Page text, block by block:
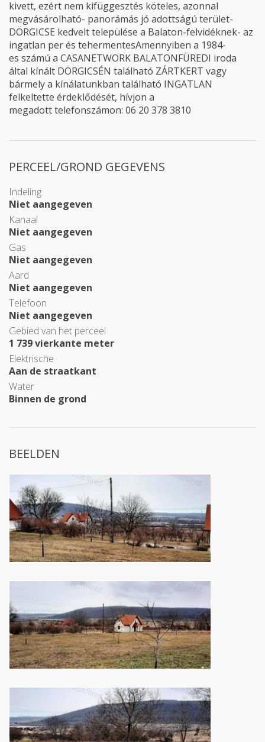
kivett, ezért nem kifüggesztés köteles, azonnal
megvásárolható- panorámás jó adottságú terület-
DÖRGICSE kedvelt települése a Balaton-felvidéknek- az
ingatlan per és tehermentesAmennyiben a 1984-
es számú a CASANETWORK BALATONFÜREDI iroda
által kínált DÖRGICSÉN található ZÁRTKERT vagy
bármely a kínálatunkban található INGATLAN
felkeltette érdeklődését, hívjon a
megadott telefonszámon: 06 20 378 3810
PERCEEL/GROND GEGEVENS
Indeling
Niet aangegeven
Kanaal
Niet aangegeven
Gas
Niet aangegeven
Aard
Niet aangegeven
Telefoon
Niet aangegeven
Gebied van het perceel
1 739 vierkante meter
Elektrische
Aan de straatkant
Water
Binnen de grond
BEELDEN